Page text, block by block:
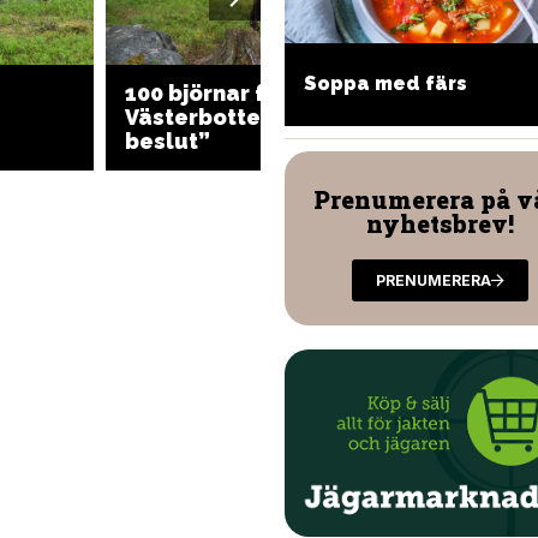
100 björnar får skjutas i
Västerbotten: “Väntat
beslut”
av hjort Soppa med färs
Prenumerera på
nyhetsbrev!
PRENUMERERA